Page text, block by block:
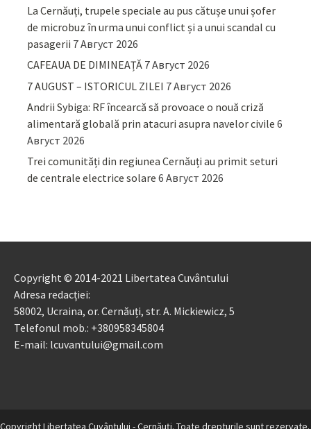
La Cernăuți, trupele speciale au pus cătușe unui șofer
de microbuz în urma unui conflict și a unui scandal cu
pasagerii 7 Август 2026
CAFEAUA DE DIMINEAȚĂ 7 Август 2026
7 AUGUST – ISTORICUL ZILEI 7 Август 2026
Andrii Sybiga: RF încearcă să provoace o nouă criză
alimentară globală prin atacuri asupra navelor civile 6
Август 2026
Trei comunități din regiunea Cernăuți au primit seturi
de centrale electrice solare 6 Август 2026
Copyright © 2014-2021 Libertatea Cuvântului
Adresa redacției:
58002, Ucraina, or. Cernăuți, str. A. Mickiewicz, 5
Telefonul mob.: +380958345804
E-mail: lcuvantului@gmail.com